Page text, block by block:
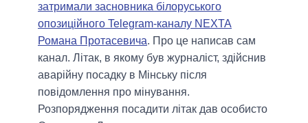
затримали засновника білоруського
опозиційного Telegram-каналу NEXTA
Романа Протасевича. Про це написав сам
канал. Літак, в якому був журналіст, здійснив
аварійну посадку в Мінську після
повідомлення про мінування.
Розпорядження посадити літак дав особисто